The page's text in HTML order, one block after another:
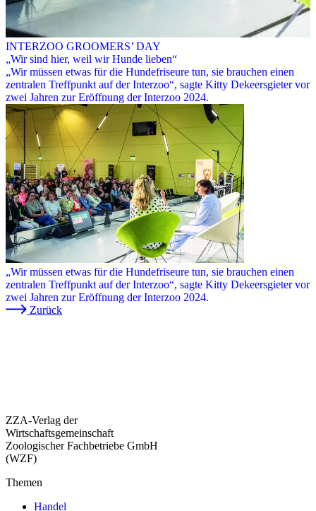
INTERZOO GROOMERS’ DAY
„Wir sind hier, weil wir Hunde lieben“
„Wir müssen etwas für die Hundefriseure tun, sie brauchen einen
zentralen Treffpunkt auf der Interzoo“, sagte Kitty Dekeersgieter vor
zwei Jahren zur Eröffnung der Interzoo 2024.
„Wir müssen etwas für die Hundefriseure tun, sie brauchen einen
zentralen Treffpunkt auf der Interzoo“, sagte Kitty Dekeersgieter vor
zwei Jahren zur Eröffnung der Interzoo 2024.
Zurück
ZZA-Verlag der
Wirtschaftsgemeinschaft
Zoologischer Fachbetriebe GmbH
(WZF)
Themen
Handel